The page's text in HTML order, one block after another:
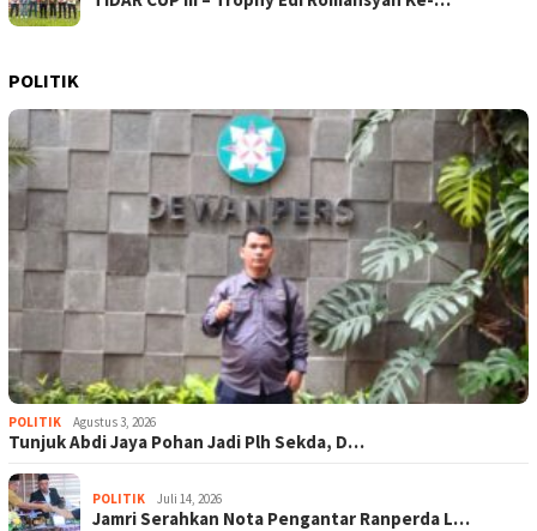
POLITIK
POLITIK Agustus 3, 2026
Tunjuk Abdi Jaya Pohan Jadi Plh Sekda, D…
POLITIK Juli 14, 2026
Jamri Serahkan Nota Pengantar Ranperda L…